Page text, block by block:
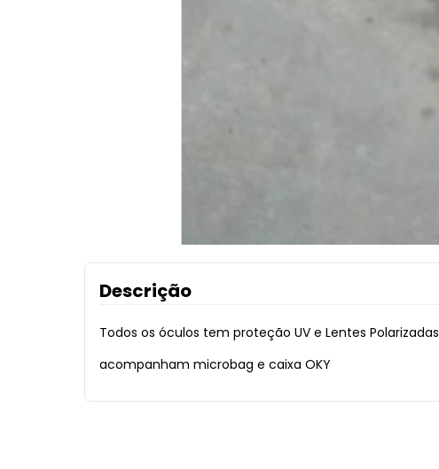
Descrição
Todos os óculos tem proteção UV e Lentes Polarizadas
acompanham microbag e caixa OKY